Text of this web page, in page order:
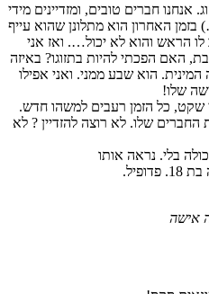
אנחנו חברים טובים, ומזדיינים מידי
בזמן האחרון הוא מתלונן שהוא עייף
לו הראש והוא לא יכול…. ואז אני
האם הפכתי להיות בתזוגו? באיזה
הוא שבע ממני. ואני אפילו
שלו!
כל הזמן רעבים למשהו חדש.
שלו. לא רוצה להזדיין ? לא
בלי. נראה אותו
אישה